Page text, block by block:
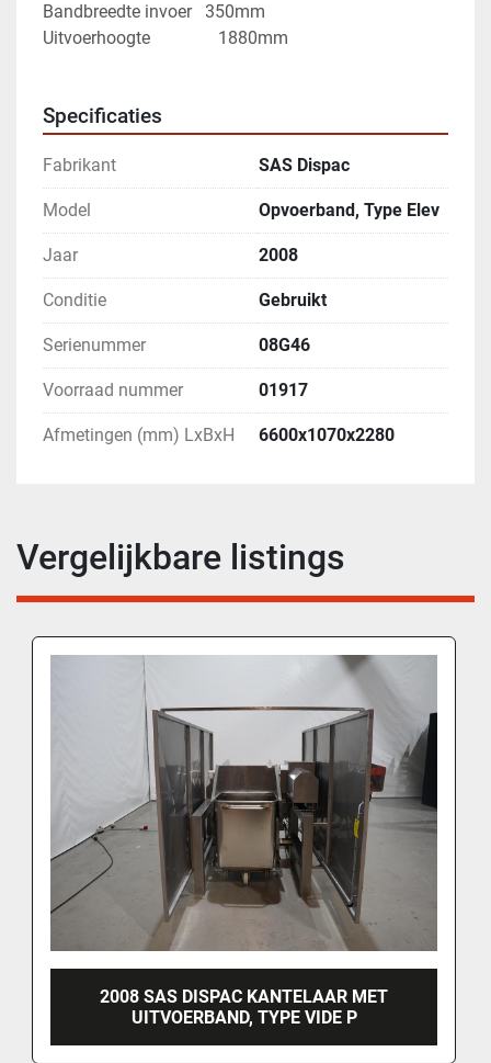
Bandbreedte invoer 	 350mm
Uitvoerhoogte 				1880mm
Specificaties
Fabrikant SAS Dispac
Model Opvoerband, Type Elev
Jaar 2008
Conditie Gebruikt
Serienummer 08G46
Voorraad nummer 01917
Afmetingen (mm) LxBxH 6600x1070x2280
Vergelijkbare listings
2008 SAS DISPAC KANTELAAR MET
UITVOERBAND, TYPE VIDE P